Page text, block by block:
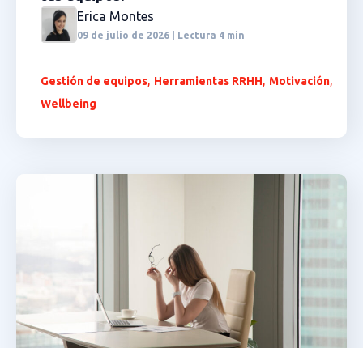
Erica Montes
09 de julio de 2026 | Lectura 4 min
Gestión de equipos, Herramientas RRHH, Motivación,
Wellbeing